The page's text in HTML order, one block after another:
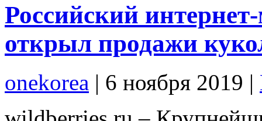
Российский
открыл продажи
onekorea | 6 ноября 2019 |